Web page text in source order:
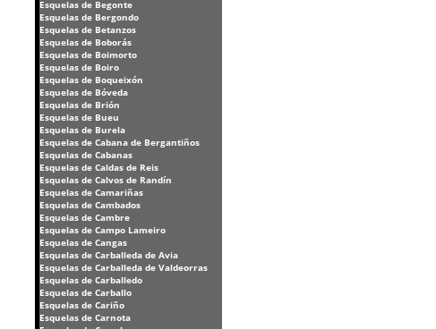
Esquelas de Begonte
Esquelas de Bergondo
Esquelas de Betanzos
Esquelas de Boborás
Esquelas de Boimorto
Esquelas de Boiro
Esquelas de Boqueixón
Esquelas de Bóveda
Esquelas de Brión
Esquelas de Bueu
Esquelas de Burela
Esquelas de Cabana de Bergantiños
Esquelas de Cabanas
Esquelas de Caldas de Reis
Esquelas de Calvos de Randín
Esquelas de Camariñas
Esquelas de Cambados
Esquelas de Cambre
Esquelas de Campo Lameiro
Esquelas de Cangas
Esquelas de Carballeda de Avia
Esquelas de Carballeda de Valdeorras
Esquelas de Carballedo
Esquelas de Carballo
Esquelas de Cariño
Esquelas de Carnota